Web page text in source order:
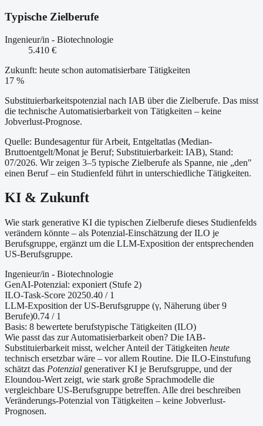
Typische Zielberufe
Ingenieur/in - Biotechnologie
5.410 €
Zukunft: heute schon automatisierbare Tätigkeiten
17 %
Substituierbarkeitspotenzial nach IAB über die Zielberufe. Das misst
die technische Automatisierbarkeit von Tätigkeiten – keine
Jobverlust-Prognose.
Quelle: Bundesagentur für Arbeit, Entgeltatlas (Median-
Bruttoentgelt/Monat je Beruf; Substituierbarkeit: IAB), Stand:
07/2026. Wir zeigen 3–5 typische Zielberufe als Spanne, nie „den"
einen Beruf – ein Studienfeld führt in unterschiedliche Tätigkeiten.
KI & Zukunft
Wie stark generative KI die typischen Zielberufe dieses Studienfelds
verändern könnte – als Potenzial-Einschätzung der ILO je
Berufsgruppe, ergänzt um die LLM-Exposition der entsprechenden
US-Berufsgruppe.
Ingenieur/in - Biotechnologie
GenAI-Potenzial: exponiert (Stufe 2)
ILO-Task-Score 20250.40 / 1
LLM-Exposition der US-Berufsgruppe (γ, Näherung über 9
Berufe)0.74 / 1
Basis: 8 bewertete berufstypische Tätigkeiten (ILO)
Wie passt das zur Automatisierbarkeit oben? Die IAB-
Substituierbarkeit misst, welcher Anteil der Tätigkeiten heute
technisch ersetzbar wäre – vor allem Routine. Die ILO-Einstufung
schätzt das Potenzial generativer KI je Berufsgruppe, und der
Eloundou-Wert zeigt, wie stark große Sprachmodelle die
vergleichbare US-Berufsgruppe betreffen. Alle drei beschreiben
Veränderungs-Potenzial von Tätigkeiten – keine Jobverlust-
Prognosen.